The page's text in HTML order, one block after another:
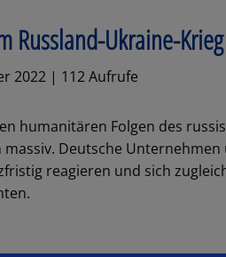
Russland-Ukraine-
2022 | 112 Aufrufe
humanitären Folgen des
Deutsche
reagieren und sich